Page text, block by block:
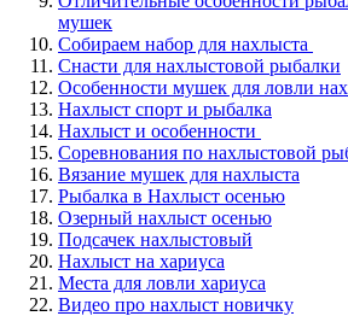
мушек
Собираем набор для нахлыста
Снасти для нахлыстовой рыбалки
Особенности мушек для ловли
Нахлыст спорт и рыбалка
Нахлыст и особенности
Соревнования по нахлыстовой
Вязание мушек для нахлыста
Рыбалка в Нахлыст осенью
Озерный нахлыст осенью
Подсачек нахлыстовый
Нахлыст на хариуса
Места для ловли хариуса
Видео про нахлыст новичку